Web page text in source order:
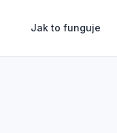
Jak to funguje